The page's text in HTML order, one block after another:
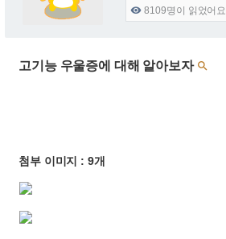
 8109명이 읽었어요
고기능 우울증에 대해 알아보자 
첨부 이미지 : 9개